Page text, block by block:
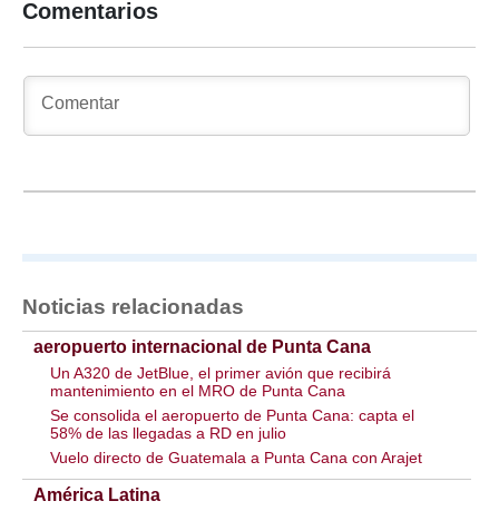
Comentarios
Noticias relacionadas
aeropuerto internacional de Punta Cana
Un A320 de JetBlue, el primer avión que recibirá
mantenimiento en el MRO de Punta Cana
Se consolida el aeropuerto de Punta Cana: capta el
58% de las llegadas a RD en julio
Vuelo directo de Guatemala a Punta Cana con Arajet
América Latina